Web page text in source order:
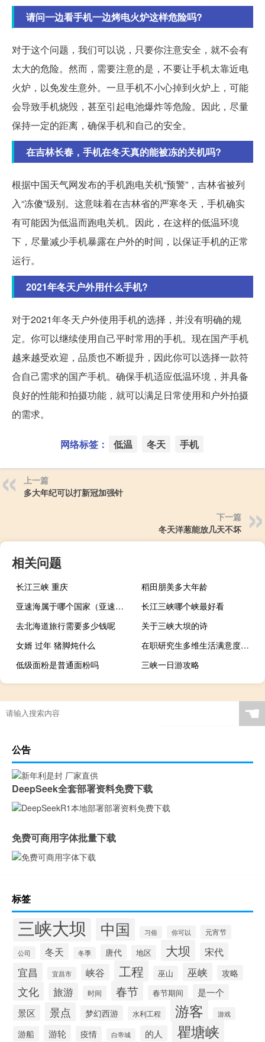
请问一边看手机一边烤电火炉这样危险吗?
对于这个问题，我们可以说，只要你注意安全，就不会有
太大的危险。然而，需要注意的是，不要让手机太靠近电
火炉，以免发生意外。一旦手机不小心掉到火炉上，可能
会导致手机烧毁，甚至引起电池爆炸等危险。因此，尽量
保持一定的距离，确保手机和自己的安全。
在吉林长春，手机在冬天真的能被冻的关机吗?
根据中国天气网发布的手机跑电关机“预警”，吉林省被列
入“冻傻”级别。这意味着在吉林省的严寒冬天，手机确实
有可能因为低温而跑电关机。因此，在这样的低温环境
下，尽量减少手机暴露在户外的时间，以保证手机的正常
运行。
2021年冬天户外用什么手机?
对于2021年冬天户外使用手机的选择，并没有明确的规
定。你可以继续使用自己平时常用的手机。现在国产手机
越来越受欢迎，品质也不断提升，因此你可以选择一款符
合自己需求的国产手机。确保手机适应低温环境，并具备
良好的性能和拍摄功能，就可以满足日常使用和户外拍摄
的需求。
网络标签： 低温 冬天 手机
上一篇
多大年纪可以打新冠加强针
下一篇
冬天洋葱能放几天不坏
相关问题
长江三峡 重庆
稻田朋美多大年龄
亚速海属于哪个国家（亚速海）
长江三峡哪个峡最好看
去北海道旅行需要多少钱呢
关于三峡大坝的诗
女婿 过年 猪脚炖什么
在职研究生多维生活满意度的现状分析
低级面粉是普通面粉吗
三峡一日游攻略
☚
公告
DeepSeek全套部署资料免费下载
免费可商用字体批量下载
标签
三峡大坝 中国 习俗 你可以 元宵节
公司 冬天 冬季 唐代 地区 大坝 宋代
宜昌 宜昌市 峡谷 工程 巫山 巫峡 攻略
文化 旅游 时间 春节 春节期间
是一个
景区
景点 梦幻西游 水利工程 游客 游戏
游船 游轮 疫情 白帝城 的人 瞿塘峡